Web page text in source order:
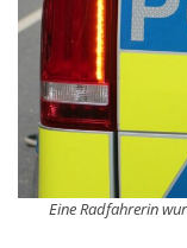
Eine Radfahrerin